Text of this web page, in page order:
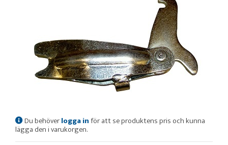
Du behöverlogga inför att se produktens pris och kunna
lägga den i varukorgen.